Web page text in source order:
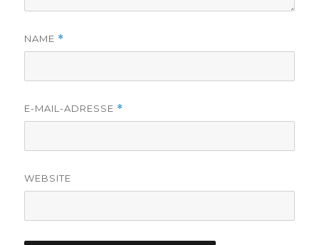
NAME *
E-MAIL-ADRESSE *
WEBSITE